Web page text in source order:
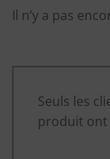
Il n’y a pas
Seuls les
produit ont